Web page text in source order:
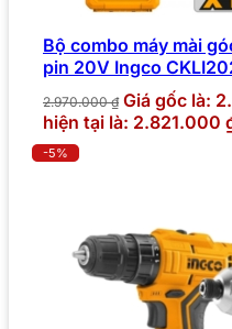
Bộ combo máy mài
pin 20V Ingco
2.970.000₫ Giá gốc là:
hiện tại là: 2.821.000
-5%